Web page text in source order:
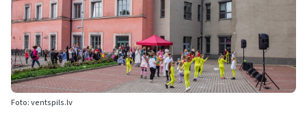
Foto: ventspils.lv